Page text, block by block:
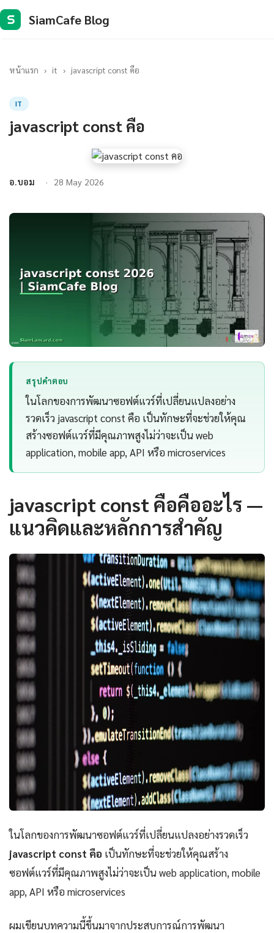
S SiamCafe Blog
หน้าแรก › it › javascript const คือ
IT
javascript const คือ
อ.บอม 28 May 2026
สรุปคำตอบ
ในโลกของการพัฒนาซอฟต์แวร์ที่เปลี่ยนแปลงอย่าง
รวดเร็ว javascript const คือ เป็นทักษะที่จะช่วยให้คุณ
สร้างซอฟต์แวร์ที่มีคุณภาพสูงไม่ว่าจะเป็น web
application, mobile app, API หรือ microservices
javascript const คือคืออะไร —
แนวคิดและหลักการสำคัญ
ในโลกของการพัฒนาซอฟต์แวร์ที่เปลี่ยนแปลงอย่างรวดเร็ว
javascript const คือ เป็นทักษะที่จะช่วยให้คุณสร้าง
ซอฟต์แวร์ที่มีคุณภาพสูงไม่ว่าจะเป็น web application, mobile
app, API หรือ microservices
ผมเขียนบทความนี้ขึ้นมาจากประสบการณ์การพัฒนา